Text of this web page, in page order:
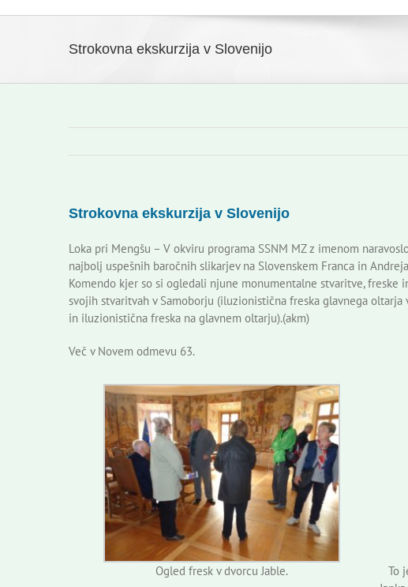
Strokovna ekskurzija v Slovenijo
Strokovna ekskurzija v Slovenijo
Loka pri Mengšu – V okviru programa SSNM MZ z imenom
najbolj uspešnih baročnih slikarjev na Slovenskem Franca in
Komendo kjer so si ogledali njune monumentalne stvaritve, freske
svojih stvaritvah v Samoborju (iluzionistična freska glavnega oltarja
in iluzionistična freska na glavnem oltarju).(akm)
Več v Novem odmevu 63.
Ogled fresk v dvorcu Jable.
To